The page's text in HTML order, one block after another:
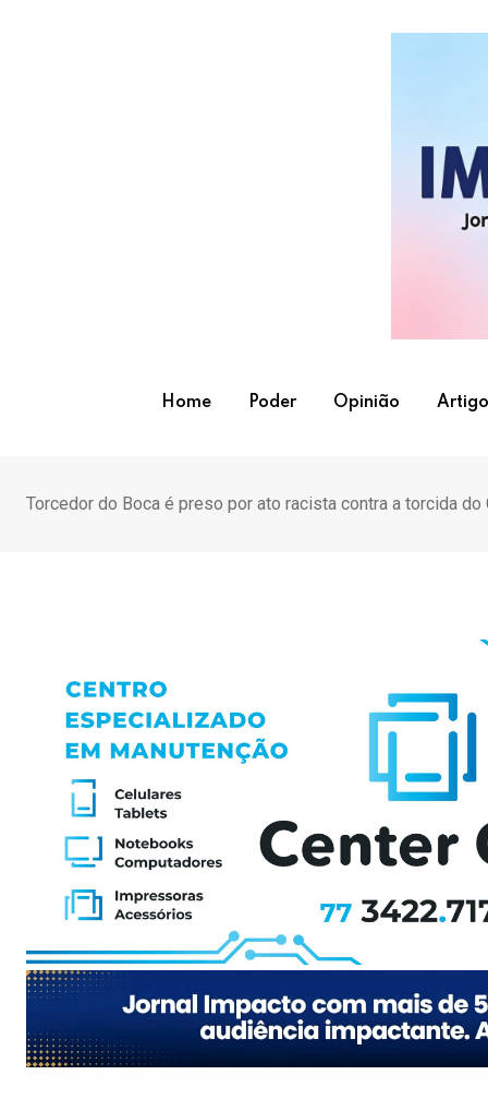
Home Poder Opinião
Torcedor do Boca é preso por ato racista contra a torcida do